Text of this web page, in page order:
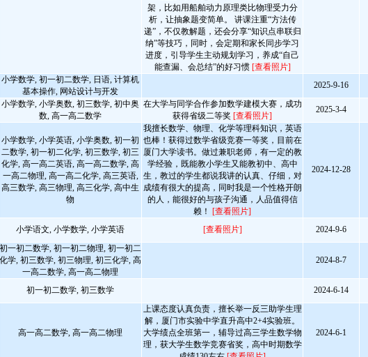
架，比如用船舶动力原理类比物理受力分
析，让抽象题变简单。 讲课注重“方法传
递”，不仅教解题，还会分享“知识点串联归
纳”等技巧，同时，会定期和家长同步学习
进度，引导学生主动规划学习，养成“自己
能查漏、会总结”的好习惯 [查看照片]
小学数学, 初一初二数学, 日语, 计算机
基本操作, 网站设计与开发
2025-9-16
小学数学, 小学奥数, 初三数学, 初中奥
数, 高一高二数学
在大学与同学合作参加数学建模大赛，成功
获得省级二等奖 [查看照片]
2025-3-4
小学数学, 小学英语, 小学奥数, 初一初
二数学, 初一初二化学, 初三数学, 初三
化学, 高一高二英语, 高一高二数学, 高
一高二物理, 高一高二化学, 高三英语,
高三数学, 高三物理, 高三化学, 高中生
物
我擅长数学、物理、化学等理科知识，英语
也棒！获得过数学省级竞赛一等奖，目前在
厦门大学读书。做过兼职老师，有一定的教
学经验，既能教小学生又能教初中、高中
生，教过的学生都说我讲的认真、仔细，对
成绩有很大的提高，同时我是一个性格开朗
的人，能很好的与孩子沟通，人品值得信
赖！ [查看照片]
2024-12-28
小学语文, 小学数学, 小学英语 [查看照片] 2024-9-6
初一初二数学, 初一初二物理, 初一初二
化学, 初三数学, 初三物理, 初三化学, 高
一高二数学, 高一高二物理
2024-8-7
初一初二数学, 初三数学 2024-6-14
高一高二数学, 高一高二物理
上课态度认真负责，擅长举一反三助学生理
解，厦门市实验中学直升高中2+4实验班。
大学绩点全班第一，辅导过高三学生数学物
理，获大学生数学竞赛省奖，高中时期数学
2024-6-1